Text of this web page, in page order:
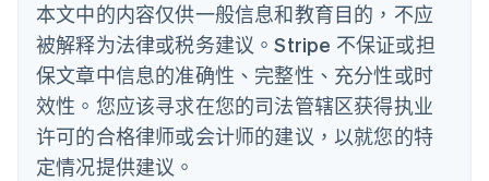
本文中的内容仅供一般信息和教育目的，不应
被解释为法律或税务建议。Stripe 不保证或担
保文章中信息的准确性、完整性、充分性或时
效性。您应该寻求在您的司法管辖区获得执业
许可的合格律师或会计师的建议，以就您的特
定情况提供建议。
波兰
English
丹麦
English
德国
DeutschEnglish
法国
FrançaisEnglish